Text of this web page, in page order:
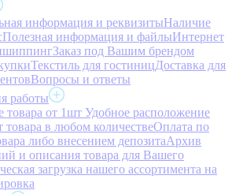
информация и реквизитыНаличие
Полезная информация и файлыИнтернет
Заказ под Вашим брендом
Текстиль для гостиницДоставка для
Вопросы и ответы
работы
товара от 1шт Удобное расположение
товара в любом количествеОплата по
либо внесением депозитаАрхив
и описания товара для Вашего
загрузка нашего ассортимента на